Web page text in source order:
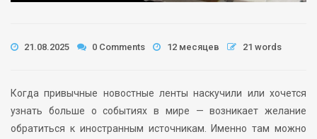
21.08.2025 0 Comments 12 месяцев 21 words
Когда привычные новостные ленты наскучили или хочется
узнать больше о событиях в мире — возникает желание
обратиться к иностранным источникам. Именно там можно